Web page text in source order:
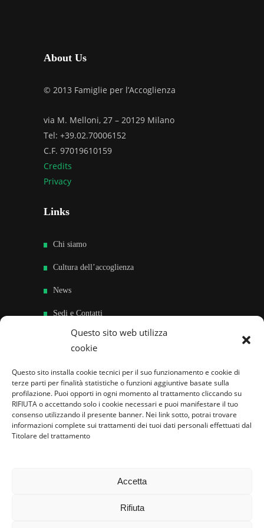
Questo sito web utilizza
cookie
Questo sito installa cookie tecnici per il suo funzionamento e cookie di
terze parti per finalità statistiche o funzioni aggiuntive basate sulla
profilazione. Puoi opporti in ogni momento al trattamento cliccando su
RIFIUTA o accettando solo i cookie necessari e puoi manifestare il tuo
consenso utilizzando il presente banner. Nei link sotto, potrai trovare
informazioni complete sui trattamenti dei tuoi dati personali effettuati dal
Titolare del trattamento
Accetta
Rifiuta
About Us
© 2013 Famiglie per l’Accoglienza
via M. Melloni, 27 – 20129 Milano
Tel: +39.02.70006152
C.F. 97019610159
Credits
Privacy
Links
Chi siamo
Cultura dell’accoglienza
News
Sedi e Contatti
Sostieni
Famiglie per l’accoglienza nel mondo